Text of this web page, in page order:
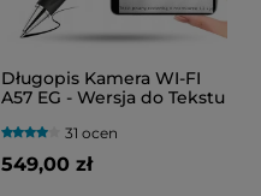
Długopis Kamera WI-FI
A57 EG - Wersja do Tekstu
31 ocen
549,00 zł